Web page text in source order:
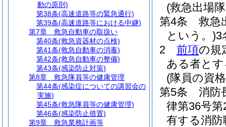
(救急出場
第4条
救急
という。)3
2
前項の規
ある者と
(隊員の資
第5条
消防
律第36号
有する消防
動の原則)
第38条(高速道路等の緊急通行)
第39条(高速道路等における中継)
第7章
救急自動車の取扱い
第40条(救急資器材の点検)
第41条(救急自動車の消毒)
第42条(救急自動車の整備)
第43条(感染防止対策)
第8章
救急隊員等の健康管理
第44条(感染症についての講習会の
実施)
第45条(救急隊員等の健康管理)
第46条(感染防止措置)
第9章
救急業務計画等